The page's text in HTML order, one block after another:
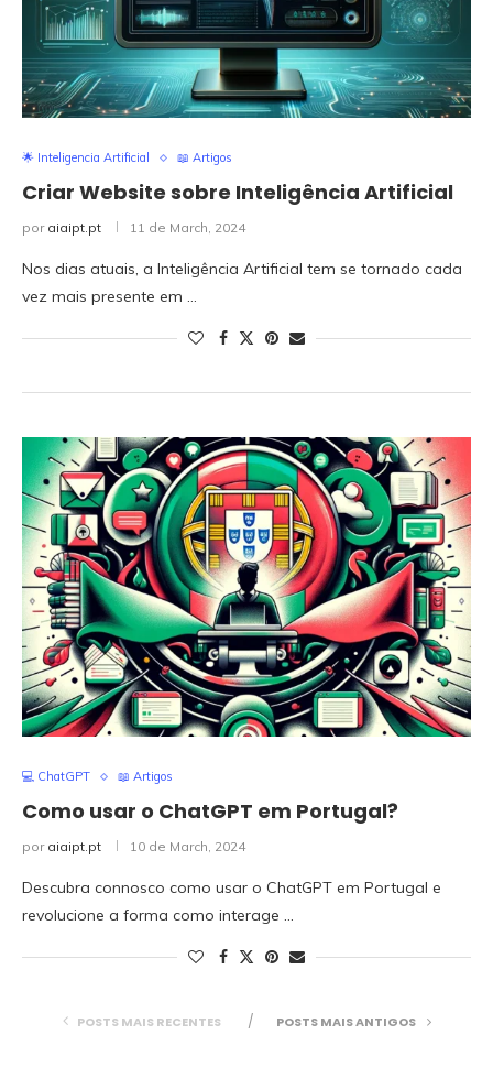
🌟 Inteligencia Artificial 📖 Artigos
Criar Website sobre Inteligência Artificial
por aiaipt.pt 11 de March, 2024
Nos dias atuais, a Inteligência Artificial tem se tornado cada
vez mais presente em …
💻 ChatGPT 📖 Artigos
Como usar o ChatGPT em Portugal?
por aiaipt.pt 10 de March, 2024
Descubra connosco como usar o ChatGPT em Portugal e
revolucione a forma como interage …
POSTS MAIS RECENTES POSTS MAIS ANTIGOS